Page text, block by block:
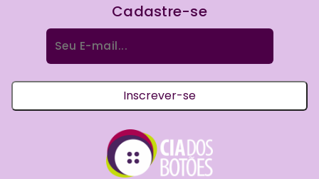
Cadastre-se
Inscrever-se